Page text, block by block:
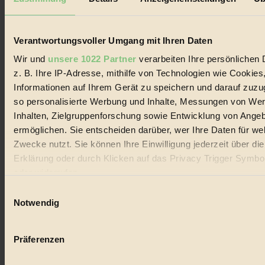
Verantwortungsvoller Umgang mit Ihren Daten
Wir und unsere 1022 Partner verarbeiten Ihre persönlichen
z. B. Ihre IP-Adresse, mithilfe von Technologien wie
Informationen auf Ihrem Gerät zu speichern und darauf
so personalisierte Werbung und Inhalte, Messungen von
Inhalten, Zielgruppenforschung sowie Entwicklung von
ermöglichen. Sie entscheiden darüber, wer Ihre Daten für
Zwecke nutzt. Sie können Ihre Einwilligung jederzeit über
Erklärung oder durch Klicken auf das Privacy Trigger
Wenn Sie es erlauben, würden wir auch gerne:
Ihr Gerät durch aktives Scannen nach bestimmten
Notwendig
Präferenzen
Biorama steht für einen nachhaltigen Lebensstil und bewussten
Lebenswandel. Es ist eine moderne Plattform für Ideen, Menschen
Handels mit Bioprodukten, des Fair-Trade sowie der Branche
alternativer Energien.
Social Media
22.601 Fans auf Facebook
3.415 Follower auf Twitter
Folge uns auf Instagram
Themen
Bio
Vegan